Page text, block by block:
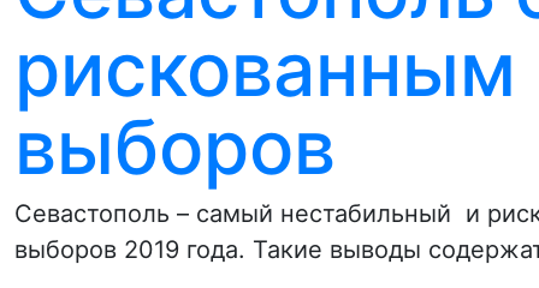
рискованным
выборов
Севастополь – самый нестабильный и
выборов 2019 года. Такие выводы